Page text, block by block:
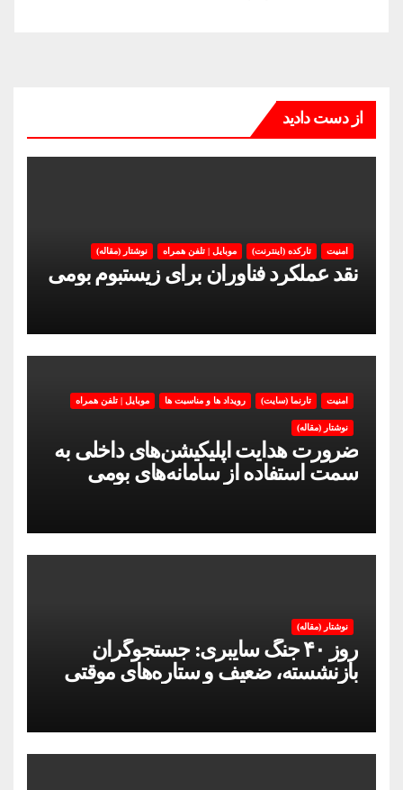
از دست دادید
امنیت تارکده (اینترنت) موبایل | تلفن همراه نوشتار (مقاله)
نقد عملکرد فناوران برای زیستبوم بومی
امنیت تارنما (سایت) رویداد ها و مناسبت ها موبایل | تلفن همراه
نوشتار (مقاله)
ضرورت هدایت اپلیکیشن‌های داخلی به
سمت استفاده از سامانه‌های بومی
نوشتار (مقاله)
روز ۴۰ جنگ سایبری: جستجوگران
بازنشسته، ضعیف و ستاره‌های موقتی